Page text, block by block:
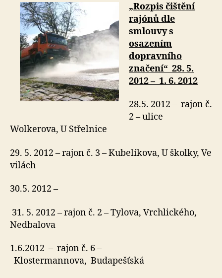
„Rozpis čištění
rajónů dle
smlouvy s
osazením
dopravního
značení“ 28. 5.
2012 – 1. 6. 2012
28.5. 2012 – rajon č.
2 – ulice
Wolkerova, U Střelnice
29. 5. 2012 – rajon č. 3 – Kubelíkova, U školky, Ve
vilách
30.5. 2012 –
31. 5. 2012 – rajon č. 2 – Tylova, Vrchlického,
Nedbalova
1.6.2012 – rajon č. 6 –
Klostermannova, Budapešťská